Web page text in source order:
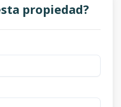
propiedad?